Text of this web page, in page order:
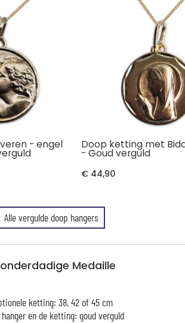
- engel Doop ketting met
- Goud verguld
€ 44,90
Alle vergulde doop hangers
Medaille
ketting: 38, 42 of 45 cm
en de ketting: goud verguld